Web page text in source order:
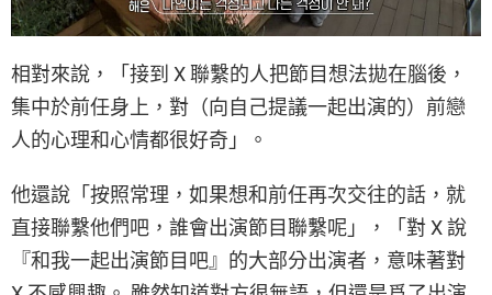
相對來說，「接到 X 聯繫的人把節目想法拋在腦後，
集中於前任身上，對（向自己提議一起出演的）前戀
人的心理和心情都很好奇」。
他還說「按照常理，如果想和前任再次交往的話，就
直接聯繫他們吧，誰會出演節目聯繫呢」，「對 X 說
『和我一起出演節目吧』的大部分出演者，意味著對